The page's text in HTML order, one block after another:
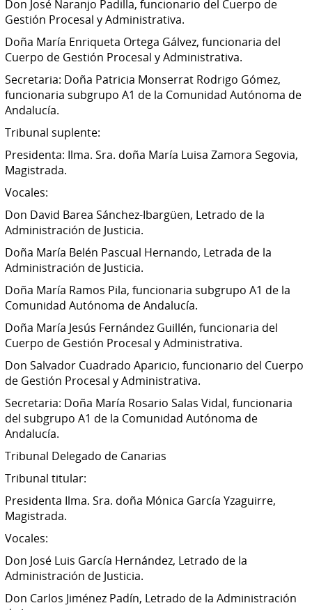
Don José Naranjo Padilla, funcionario del Cuerpo de
Gestión Procesal y Administrativa.
Doña María Enriqueta Ortega Gálvez, funcionaria del
Cuerpo de Gestión Procesal y Administrativa.
Secretaria: Doña Patricia Monserrat Rodrigo Gómez,
funcionaria subgrupo A1 de la Comunidad Autónoma de
Andalucía.
Tribunal suplente:
Presidenta: Ilma. Sra. doña María Luisa Zamora Segovia,
Magistrada.
Vocales:
Don David Barea Sánchez-Ibargüen, Letrado de la
Administración de Justicia.
Doña María Belén Pascual Hernando, Letrada de la
Administración de Justicia.
Doña María Ramos Pila, funcionaria subgrupo A1 de la
Comunidad Autónoma de Andalucía.
Doña María Jesús Fernández Guillén, funcionaria del
Cuerpo de Gestión Procesal y Administrativa.
Don Salvador Cuadrado Aparicio, funcionario del Cuerpo
de Gestión Procesal y Administrativa.
Secretaria: Doña María Rosario Salas Vidal, funcionaria
del subgrupo A1 de la Comunidad Autónoma de
Andalucía.
Tribunal Delegado de Canarias
Tribunal titular:
Presidenta Ilma. Sra. doña Mónica García Yzaguirre,
Magistrada.
Vocales:
Don José Luis García Hernández, Letrado de la
Administración de Justicia.
Don Carlos Jiménez Padín, Letrado de la Administración